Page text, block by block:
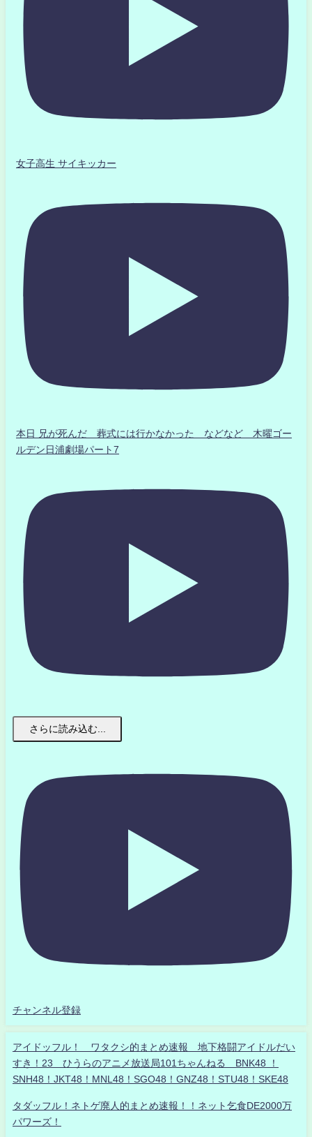
女子高生 サイキッカー
本日 兄が死んだ 葬式には行かなかった などなど 木曜ゴー
ルデン日浦劇場パート7
さらに読み込む...
チャンネル登録
アイドッフル！ ワタクシ的まとめ速報 地下格闘アイドルだい
すき！23 ひうらのアニメ放送局101ちゃんねる BNK48 ！
SNH48！JKT48！MNL48！SGO48！GNZ48！STU48！SKE48
タダッフル！ネトゲ廃人的まとめ速報！！ネット乞食DE2000万
パワーズ！